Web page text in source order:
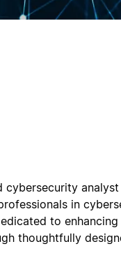
cybersecurity
in
to
thoughtfully